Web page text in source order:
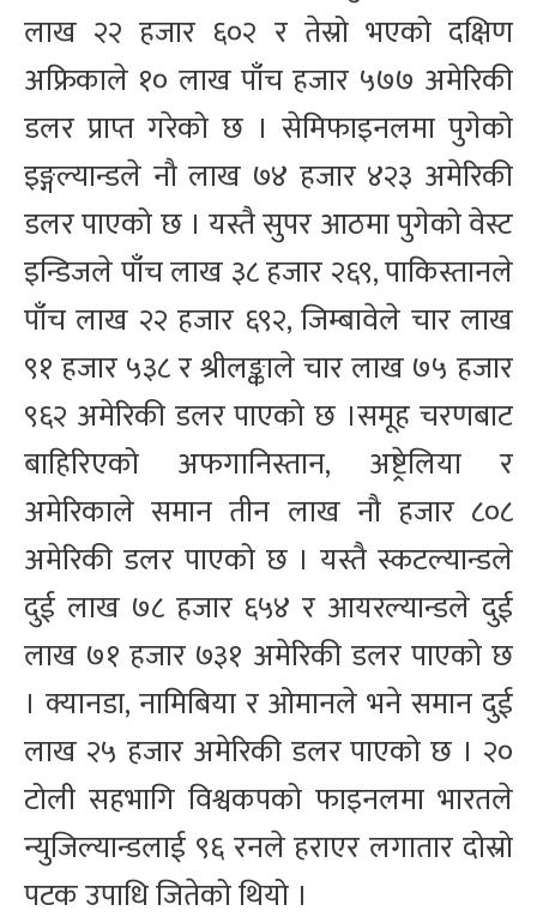
लाख २२ हजार ६०२ र तेस्रो भएको दक्षिण
अफ्रिकाले १० लाख पाँच हजार ५७७ अमेरिकी
डलर प्राप्त गरेको छ । सेमिफाइनलमा पुगेको
इङ्गल्यान्डले नौ लाख ७४ हजार ४२३ अमेरिकी
डलर पाएको छ । यस्तै सुपर आठमा पुगेको वेस्ट
इन्डिजले पाँच लाख ३८ हजार २६९, पाकिस्तानले
पाँच लाख २२ हजार ६९२, जिम्बावेले चार लाख
९१ हजार ५३८ र श्रीलङ्काले चार लाख ७५ हजार
९६२ अमेरिकी डलर पाएको छ ।समूह चरणबाट
बाहिरिएको अफगानिस्तान, अष्ट्रेलिया र
अमेरिकाले समान तीन लाख नौ हजार ८०८
अमेरिकी डलर पाएको छ । यस्तै स्कटल्यान्डले
दुई लाख ७८ हजार ६५४ र आयरल्यान्डले दुई
लाख ७१ हजार ७३१ अमेरिकी डलर पाएको छ
। क्यानडा, नामिबिया र ओमानले भने समान दुई
लाख २५ हजार अमेरिकी डलर पाएको छ । २०
टोली सहभागि विश्वकपको फाइनलमा भारतले
न्युजिल्यान्डलाई ९६ रनले हराएर लगातार दोस्रो
पटक उपाधि जितेको थियो ।